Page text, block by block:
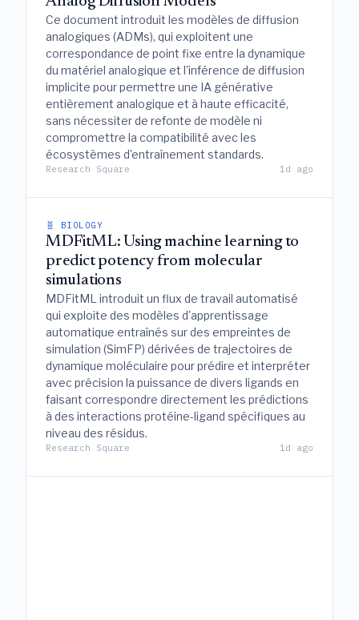
Ce document introduit les modèles de diffusion
analogiques (ADMs), qui exploitent une
correspondance de point fixe entre la dynamique
du matériel analogique et l'inférence de diffusion
implicite pour permettre une IA générative
entièrement analogique et à haute efficacité,
sans nécessiter de refonte de modèle ni
compromettre la compatibilité avec les
écosystèmes d'entraînement standards.
Research Square 1d ago
🧬 BIOLOGY
MDFitML: Using machine learning to
predict potency from molecular
simulations
MDFitML introduit un flux de travail automatisé
qui exploite des modèles d'apprentissage
automatique entraînés sur des empreintes de
simulation (SimFP) dérivées de trajectoires de
dynamique moléculaire pour prédire et interpréter
avec précision la puissance de divers ligands en
faisant correspondre directement les prédictions
à des interactions protéine-ligand spécifiques au
niveau des résidus.
Research Square 1d ago